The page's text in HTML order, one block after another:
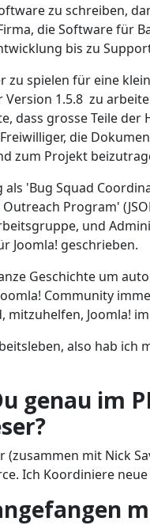
zu schreiben,
die Software für
bis zu
zu spielen für eine
1.5.8 zu
dass grosse Teile
die
zum Projekt
'Bug Squad
Program'
und
Joomla! geschrieben.
Geschichte um
Community
Joomla!
also hab ich
genau im
mit Nick
Ich Koordiniere neue